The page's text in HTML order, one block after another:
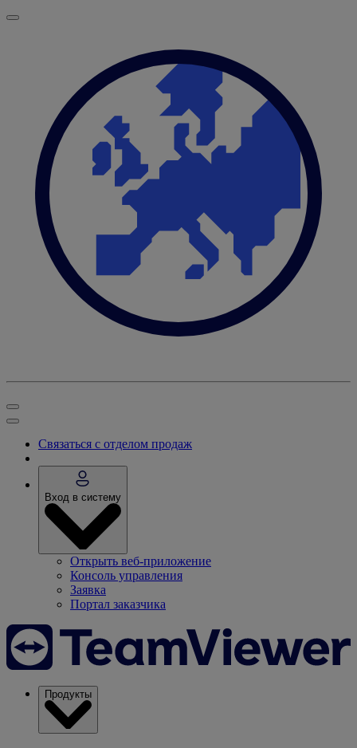
Связаться с отделом продаж
Вход в систему
Открыть веб-приложение
Консоль управления
Заявка
Портал заказчика
Продукты